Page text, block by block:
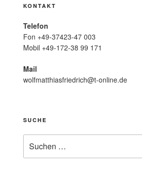
KONTAKT
Telefon
Fon +49-37423-47 003
Mobil +49-172-38 99 171
Mail
wolfmatthiasfriedrich@t-online.de
SUCHE
nach: